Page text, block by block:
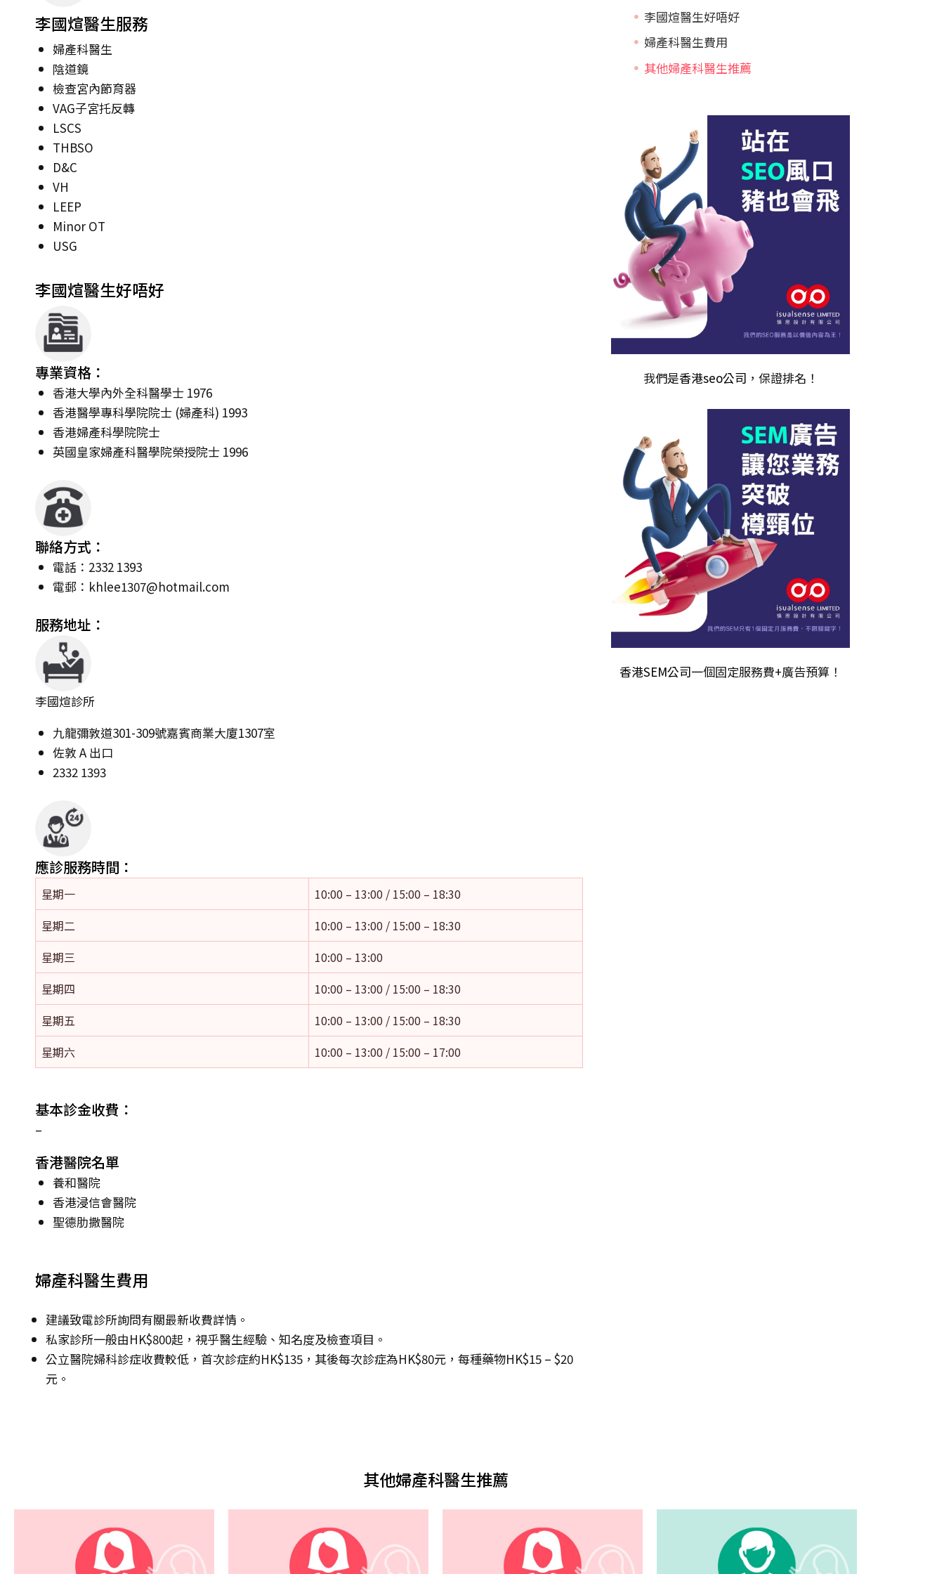
李國煊醫生服務
婦產科醫生
陰道鏡
檢查宮內節育器
VAG子宮托反轉
LSCS
THBSO
D&C
VH
LEEP
Minor OT
USG
李國煊醫生好唔好
專業資格：
香港大學內外全科醫學士 1976
香港醫學專科學院院士 (婦產科) 1993
香港婦產科學院院士
英國皇家婦產科醫學院榮授院士 1996
聯絡方式：
電話：2332 1393
電郵： khlee1307@hotmail.com
服務地址：
李國煊診所
九龍彌敦道301-309號嘉賓商業大廈1307室
佐敦 A 出口
2332 1393
應診服務時間：
星期一
10:00 – 13:00 / 15:00 – 18:30
星期二
10:00 – 13:00 / 15:00 – 18:30
星期三
10:00 – 13:00
星期四
10:00 – 13:00 / 15:00 – 18:30
星期五
10:00 – 13:00 / 15:00 – 18:30
星期六
10:00 – 13:00 / 15:00 – 17:00
基本診金收費：
–
香港醫院名單
養和醫院
香港浸信會醫院
聖德肋撒醫院
婦產科醫生費用
建議致電診所詢問有關最新收費詳情。
私家診所一般由HK$800起，視乎醫生經驗、知名度及檢查項目。
公立醫院婦科診症收費較低，首次診症約HK$135，其後每次診症為HK$80元，每種藥物HK$15 – $20
元。
李國煊醫生好唔好
婦產科醫生費用
其他婦產科醫生推薦
我們是香港seo公司 ，保證排名！
香港SEM公司一個固定服務費+廣告預算！
其他婦產科醫生推薦